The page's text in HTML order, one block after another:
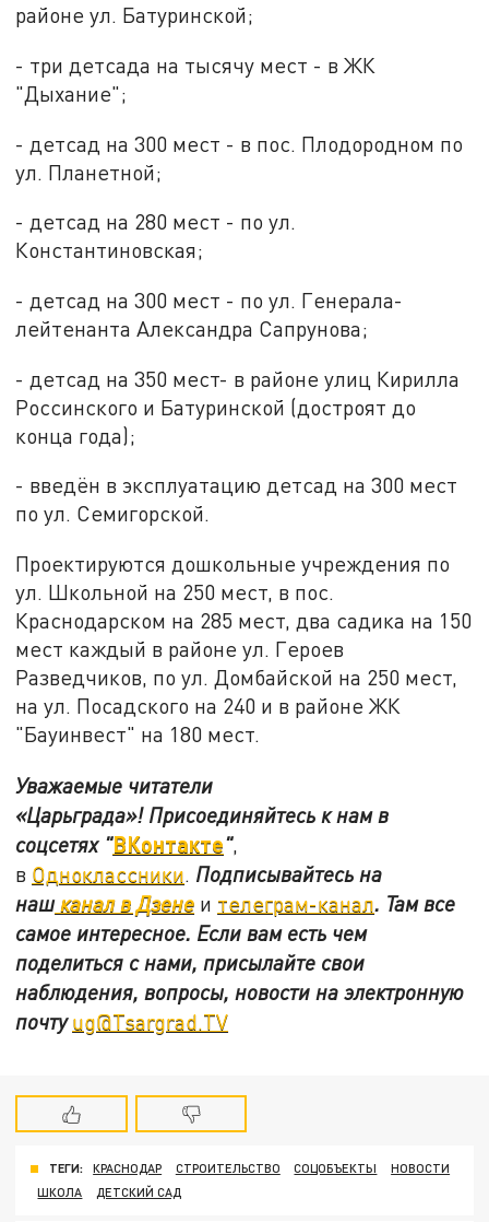
районе ул. Батуринской;
- три детсада на тысячу мест - в ЖК
"Дыхание";
- детсад на 300 мест - в пос. Плодородном по
ул. Планетной;
- детсад на 280 мест - по ул.
Константиновская;
- детсад на 300 мест - по ул. Генерала-
лейтенанта Александра Сапрунова;
- детсад на 350 мест- в районе улиц Кирилла
Россинского и Батуринской (достроят до
конца года);
- введён в эксплуатацию детсад на 300 мест
по ул. Семигорской.
Проектируются дошкольные учреждения по
ул. Школьной на 250 мест, в пос.
Краснодарском на 285 мест, два садика на 150
мест каждый в районе ул. Героев
Разведчиков, по ул. Домбайской на 250 мест,
на ул. Посадского на 240 и в районе ЖК
"Бауинвест" на 180 мест.
Уважаемые читатели
«Царьграда»! Присоединяйтесь к нам в
соцсетях "ВКонтакте",
в Одноклассники. Подписывайтесь на
нашканал в Дзене и телеграм-канал. Там все
самое интересное. Если вам есть чем
поделиться с нами, присылайте свои
наблюдения, вопросы, новости на электронную
почтуug@Tsargrad.TV
ТЕГИ: КРАСНОДАР СТРОИТЕЛЬСТВО СОЦОБЪЕКТЫ
НОВОСТИ
ШКОЛА
ДЕТСКИЙ САД